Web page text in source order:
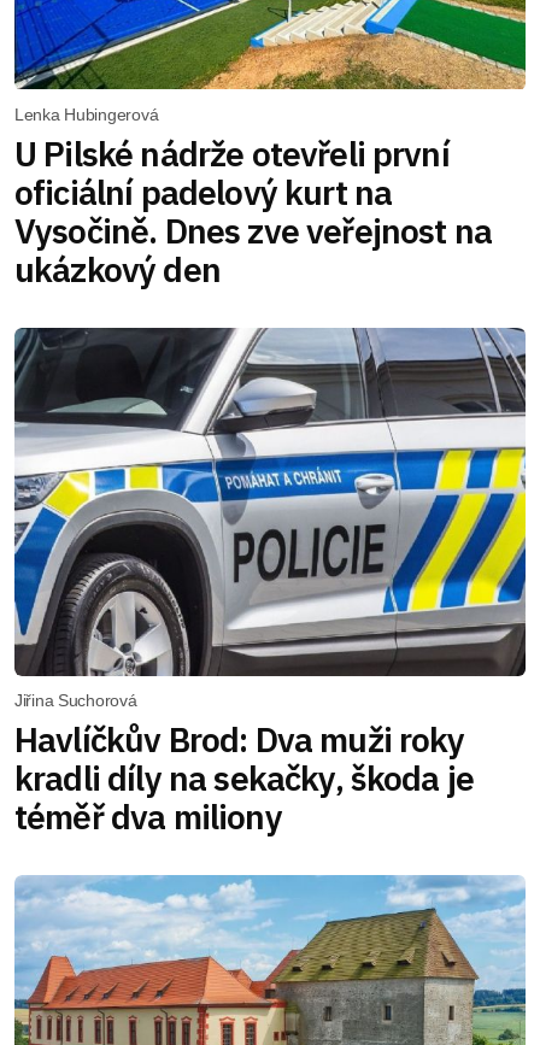
Lenka Hubingerová
U Pilské nádrže otevřeli první
oficiální padelový kurt na
Vysočině. Dnes zve veřejnost na
ukázkový den
Jiřina Suchorová
Havlíčkův Brod: Dva muži roky
kradli díly na sekačky, škoda je
téměř dva miliony